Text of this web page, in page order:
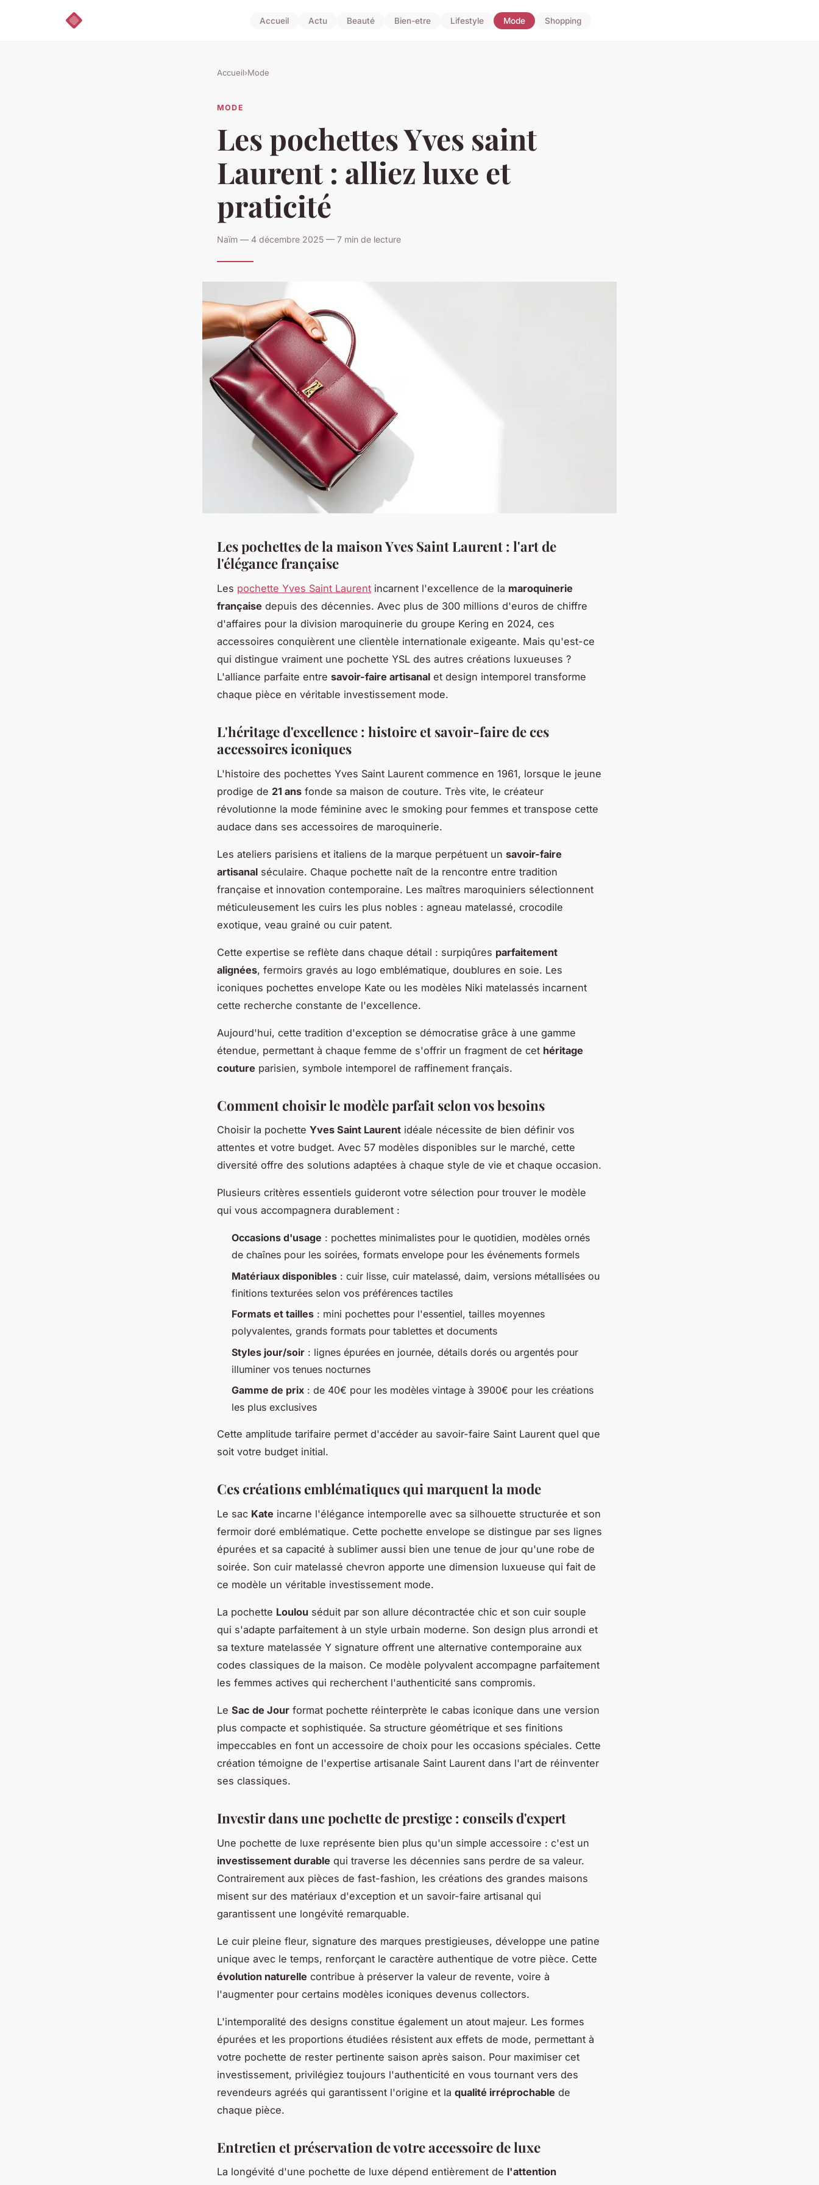
Accueil Actu Beauté Bien-etre Lifestyle Mode Shopping
Accueil›Mode
MODE
Les pochettes Yves saint
Laurent : alliez luxe et
praticité
Naïm — 4 décembre 2025 — 7 min de lecture
Les pochettes de la maison Yves Saint Laurent : l'art de
l'élégance française
Les pochette Yves Saint Laurent incarnent l'excellence de la maroquinerie
française depuis des décennies. Avec plus de 300 millions d'euros de chiffre
d'affaires pour la division maroquinerie du groupe Kering en 2024, ces
accessoires conquièrent une clientèle internationale exigeante. Mais qu'est-ce
qui distingue vraiment une pochette YSL des autres créations luxueuses ?
L'alliance parfaite entre savoir-faire artisanal et design intemporel transforme
chaque pièce en véritable investissement mode.
L'héritage d'excellence : histoire et savoir-faire de ces
accessoires iconiques
L'histoire des pochettes Yves Saint Laurent commence en 1961, lorsque le jeune
prodige de 21 ans fonde sa maison de couture. Très vite, le créateur
révolutionne la mode féminine avec le smoking pour femmes et transpose cette
audace dans ses accessoires de maroquinerie.
Les ateliers parisiens et italiens de la marque perpétuent un savoir-faire
artisanal séculaire. Chaque pochette naît de la rencontre entre tradition
française et innovation contemporaine. Les maîtres maroquiniers sélectionnent
méticuleusement les cuirs les plus nobles : agneau matelassé, crocodile
exotique, veau grainé ou cuir patent.
Cette expertise se reflète dans chaque détail : surpiqûres parfaitement
alignées, fermoirs gravés au logo emblématique, doublures en soie. Les
iconiques pochettes envelope Kate ou les modèles Niki matelassés incarnent
cette recherche constante de l'excellence.
Aujourd'hui, cette tradition d'exception se démocratise grâce à une gamme
étendue, permettant à chaque femme de s'offrir un fragment de cet héritage
couture parisien, symbole intemporel de raffinement français.
Comment choisir le modèle parfait selon vos besoins
Choisir la pochette Yves Saint Laurent idéale nécessite de bien définir vos
attentes et votre budget. Avec 57 modèles disponibles sur le marché, cette
diversité offre des solutions adaptées à chaque style de vie et chaque occasion.
Plusieurs critères essentiels guideront votre sélection pour trouver le modèle
qui vous accompagnera durablement :
Occasions d'usage : pochettes minimalistes pour le quotidien, modèles ornés
de chaînes pour les soirées, formats envelope pour les événements formels
Matériaux disponibles : cuir lisse, cuir matelassé, daim, versions métallisées ou
finitions texturées selon vos préférences tactiles
Formats et tailles : mini pochettes pour l'essentiel, tailles moyennes
polyvalentes, grands formats pour tablettes et documents
Styles jour/soir : lignes épurées en journée, détails dorés ou argentés pour
illuminer vos tenues nocturnes
Gamme de prix : de 40€ pour les modèles vintage à 3900€ pour les créations
les plus exclusives
Cette amplitude tarifaire permet d'accéder au savoir-faire Saint Laurent quel que
soit votre budget initial.
Ces créations emblématiques qui marquent la mode
Le sac Kate incarne l'élégance intemporelle avec sa silhouette structurée et son
fermoir doré emblématique. Cette pochette envelope se distingue par ses lignes
épurées et sa capacité à sublimer aussi bien une tenue de jour qu'une robe de
soirée. Son cuir matelassé chevron apporte une dimension luxueuse qui fait de
ce modèle un véritable investissement mode.
La pochette Loulou séduit par son allure décontractée chic et son cuir souple
qui s'adapte parfaitement à un style urbain moderne. Son design plus arrondi et
sa texture matelassée Y signature offrent une alternative contemporaine aux
codes classiques de la maison. Ce modèle polyvalent accompagne parfaitement
les femmes actives qui recherchent l'authenticité sans compromis.
Le Sac de Jour format pochette réinterprète le cabas iconique dans une version
plus compacte et sophistiquée. Sa structure géométrique et ses finitions
impeccables en font un accessoire de choix pour les occasions spéciales. Cette
création témoigne de l'expertise artisanale Saint Laurent dans l'art de réinventer
ses classiques.
Investir dans une pochette de prestige : conseils d'expert
Une pochette de luxe représente bien plus qu'un simple accessoire : c'est un
investissement durable qui traverse les décennies sans perdre de sa valeur.
Contrairement aux pièces de fast-fashion, les créations des grandes maisons
misent sur des matériaux d'exception et un savoir-faire artisanal qui
garantissent une longévité remarquable.
Le cuir pleine fleur, signature des marques prestigieuses, développe une patine
unique avec le temps, renforçant le caractère authentique de votre pièce. Cette
évolution naturelle contribue à préserver la valeur de revente, voire à
l'augmenter pour certains modèles iconiques devenus collectors.
L'intemporalité des designs constitue également un atout majeur. Les formes
épurées et les proportions étudiées résistent aux effets de mode, permettant à
votre pochette de rester pertinente saison après saison. Pour maximiser cet
investissement, privilégiez toujours l'authenticité en vous tournant vers des
revendeurs agréés qui garantissent l'origine et la qualité irréprochable de
chaque pièce.
Entretien et préservation de votre accessoire de luxe
La longévité d'une pochette de luxe dépend entièrement de l'attention